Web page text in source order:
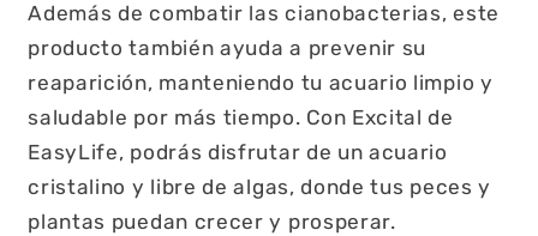
Además de combatir las cianobacterias, este
producto también ayuda a prevenir su
reaparición, manteniendo tu acuario limpio y
saludable por más tiempo. Con Excital de
EasyLife, podrás disfrutar de un acuario
cristalino y libre de algas, donde tus peces y
plantas puedan crecer y prosperar.